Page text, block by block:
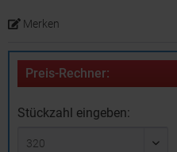
Merken
Preis-Rechner:
Stückzahl eingeben: